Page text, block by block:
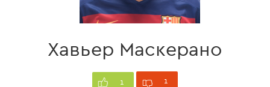
Хавьер Маскерано
1 1